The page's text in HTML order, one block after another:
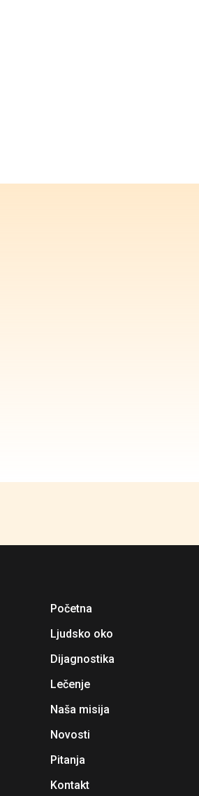
Početna
Ljudsko oko
Dijagnostika
Lečenje
Naša misija
Novosti
Pitanja
Kontakt